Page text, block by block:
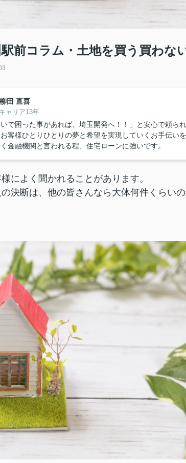
駅前コラム・土地を買う買わな
柳田 直喜
ャリア13年
いで困った事があれば、埼玉開発へ！！」と安心で頼ら
客様ひとりひとりの夢と希望を実現していくお手伝い
金融機関と言われる程、住宅ローンに強いです。
によく聞かれることがあります。
決断は、他の皆さんなら大体何件くらい